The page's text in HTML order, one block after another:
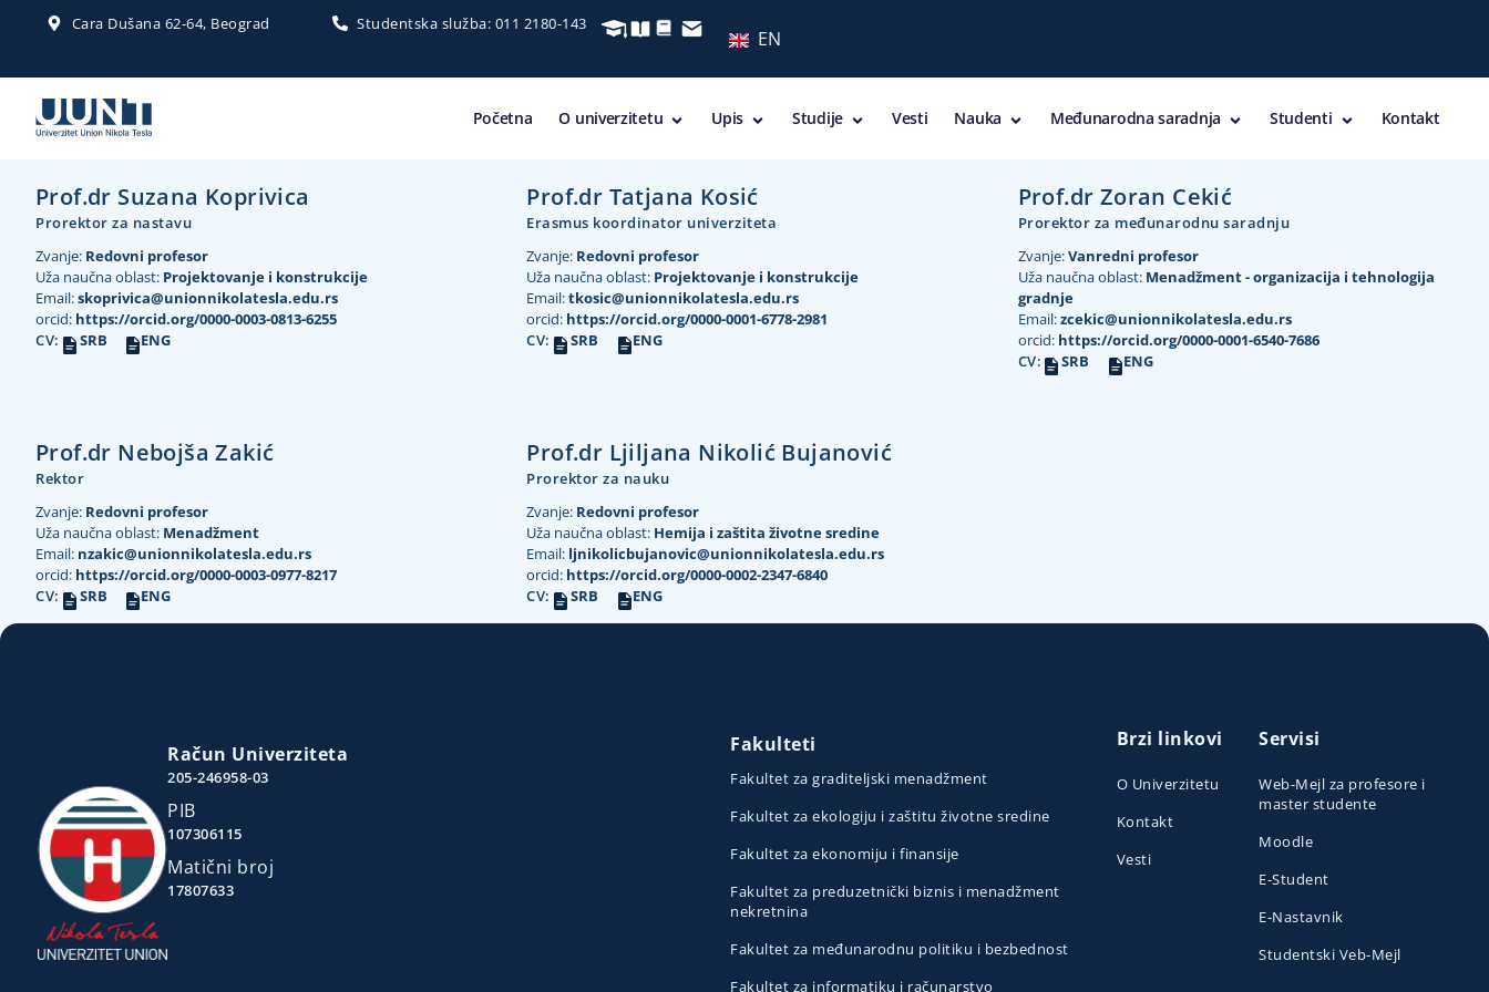
Cara Dušana 62-64, Beograd Studentska služba: 011 2180-143
EN
Početna O univerzitetu Upis Studije Vesti Nauka Međunarodna saradnja Studenti Kontakt
Prof.dr Suzana Koprivica
Prorektor za nastavu
Zvanje: Redovni profesor
Uža naučna oblast: Projektovanje i konstrukcije
Email:skoprivica@unionnikolatesla.edu.rs
orcid: https://orcid.org/0000-0003-0813-6255
CV:
SRB ENG
Prof.dr Tatjana Kosić
Erasmus koordinator univerziteta
Zvanje: Redovni profesor
Uža naučna oblast: Projektovanje i konstrukcije
Email:tkosic@unionnikolatesla.edu.rs
orcid: https://orcid.org/0000-0001-6778-2981
CV:
SRB ENG
Prof.dr Zoran Cekić
Prorektor za međunarodnu saradnju
Zvanje:Vanredni profesor
Uža naučna oblast: Menadžment - organizacija i tehnologija
gradnje
Email:zcekic@unionnikolatesla.edu.rs
orcid: https://orcid.org/0000-0001-6540-7686
CV:
SRB ENG
Prof.dr Nebojša Zakić
Rektor
Zvanje: Redovni profesor
Uža naučna oblast: Menadžment
Email: nzakic@unionnikolatesla.edu.rs
orcid: https://orcid.org/0000-0003-0977-8217
CV:
SRB ENG
Prof.dr Ljiljana Nikolić Bujanović
Prorektor za nauku
Zvanje: Redovni profesor
Uža naučna oblast: Hemija i zaštita životne sredine
Email: ljnikolicbujanovic@unionnikolatesla.edu.rs
orcid: https://orcid.org/0000-0002-2347-6840
CV:
SRB ENG
Račun Univerziteta
205-246958-03
PIB
107306115
Matični broj
17807633
Fakulteti
Fakultet za graditeljski menadžment
Fakultet za ekologiju i zaštitu životne sredine
Fakultet za ekonomiju i finansije
Fakultet za preduzetnički biznis i menadžment
nekretnina
Fakultet za međunarodnu politiku i bezbednost
Fakultet za informatiku i računarstvo
Brzi linkovi
O Univerzitetu
Kontakt
Vesti
Servisi
Web-Mejl za profesore i
master studente
Moodle
E-Student
E-Nastavnik
Studentski Veb-Mejl